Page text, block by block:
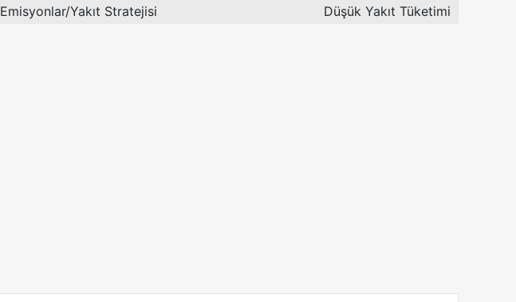
Emisyonlar/Yakıt Stratejisi
Düşük Yakıt Tüketimi